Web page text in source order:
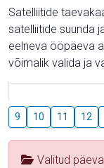
Satelliitide
satelliitide suunda
eelneva ööpäeva
võimalik valida ja
9 10 11 12
Valitud